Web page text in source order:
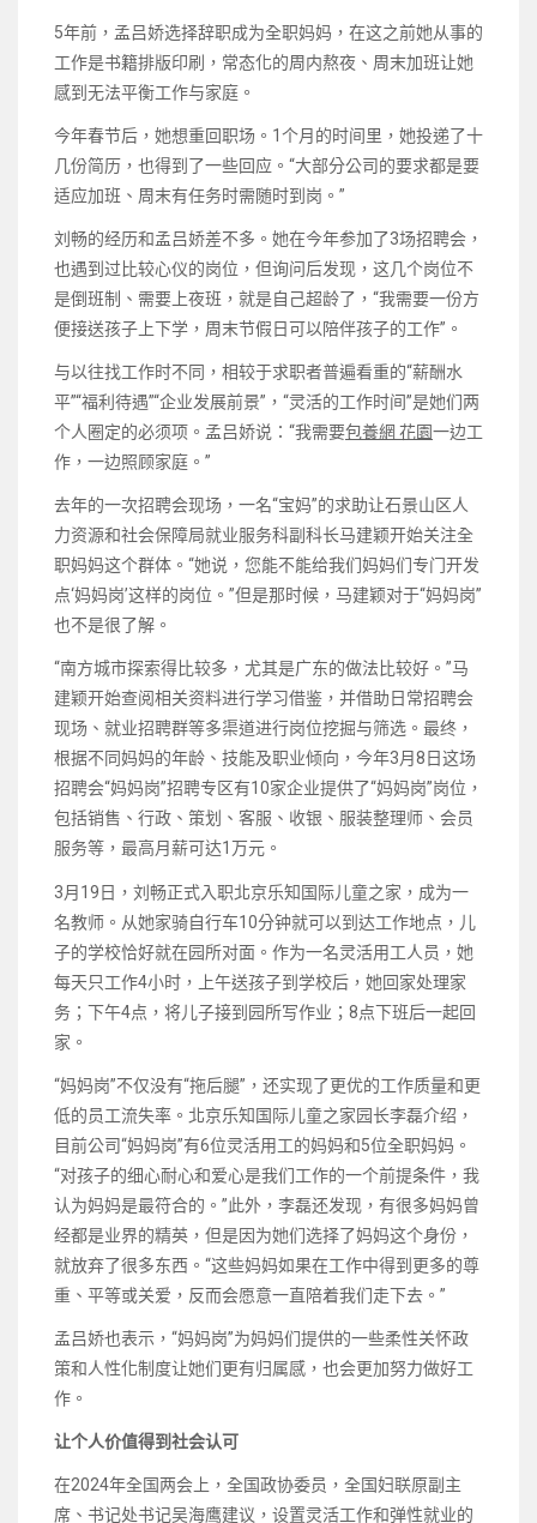
5年前，孟吕娇选择辞职成为全职妈妈，在这之前她从事的
工作是书籍排版印刷，常态化的周内熬夜、周末加班让她
感到无法平衡工作与家庭。
今年春节后，她想重回职场。1个月的时间里，她投递了十
几份简历，也得到了一些回应。“大部分公司的要求都是要
适应加班、周末有任务时需随时到岗。”
刘畅的经历和孟吕娇差不多。她在今年参加了3场招聘会，
也遇到过比较心仪的岗位，但询问后发现，这几个岗位不
是倒班制、需要上夜班，就是自己超龄了，“我需要一份方
便接送孩子上下学，周末节假日可以陪伴孩子的工作”。
与以往找工作时不同，相较于求职者普遍看重的“薪酬水
平”“福利待遇”“企业发展前景”，“灵活的工作时间”是她们两
个人圈定的必须项。孟吕娇说：“我需要包養網 花園一边工
作，一边照顾家庭。”
去年的一次招聘会现场，一名“宝妈”的求助让石景山区人
力资源和社会保障局就业服务科副科长马建颖开始关注全
职妈妈这个群体。“她说，您能不能给我们妈妈们专门开发
点‘妈妈岗’这样的岗位。”但是那时候，马建颖对于“妈妈岗”
也不是很了解。
“南方城市探索得比较多，尤其是广东的做法比较好。”马
建颖开始查阅相关资料进行学习借鉴，并借助日常招聘会
现场、就业招聘群等多渠道进行岗位挖掘与筛选。最终，
根据不同妈妈的年龄、技能及职业倾向，今年3月8日这场
招聘会“妈妈岗”招聘专区有10家企业提供了“妈妈岗”岗位，
包括销售、行政、策划、客服、收银、服装整理师、会员
服务等，最高月薪可达1万元。
3月19日，刘畅正式入职北京乐知国际儿童之家，成为一
名教师。从她家骑自行车10分钟就可以到达工作地点，儿
子的学校恰好就在园所对面。作为一名灵活用工人员，她
每天只工作4小时，上午送孩子到学校后，她回家处理家
务；下午4点，将儿子接到园所写作业；8点下班后一起回
家。
“妈妈岗”不仅没有“拖后腿”，还实现了更优的工作质量和更
低的员工流失率。北京乐知国际儿童之家园长李磊介绍，
目前公司“妈妈岗”有6位灵活用工的妈妈和5位全职妈妈。
“对孩子的细心耐心和爱心是我们工作的一个前提条件，我
认为妈妈是最符合的。”此外，李磊还发现，有很多妈妈曾
经都是业界的精英，但是因为她们选择了妈妈这个身份，
就放弃了很多东西。“这些妈妈如果在工作中得到更多的尊
重、平等或关爱，反而会愿意一直陪着我们走下去。”
孟吕娇也表示，“妈妈岗”为妈妈们提供的一些柔性关怀政
策和人性化制度让她们更有归属感，也会更加努力做好工
作。
让个人价值得到社会认可
在2024年全国两会上，全国政协委员，全国妇联原副主
席、书记处书记吴海鹰建议，设置灵活工作和弹性就业的